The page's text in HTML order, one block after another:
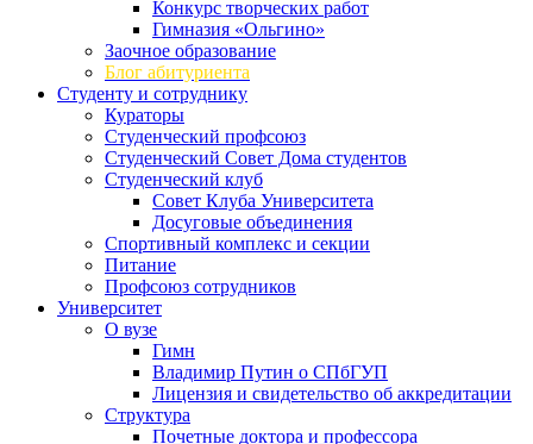
Конкурс творческих работ
Гимназия «Ольгино»
Заочное образование
Блог абитуриента
Студенту и сотруднику
Кураторы
Студенческий профсоюз
Студенческий Совет Дома студентов
Студенческий клуб
Совет Клуба Университета
Досуговые объединения
Спортивный комплекс и секции
Питание
Профсоюз сотрудников
Университет
О вузе
Гимн
Владимир Путин о СПбГУП
Лицензия и свидетельство об аккредитации
Структура
Почетные доктора и профессора